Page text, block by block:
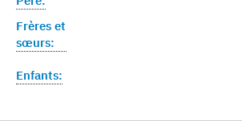
Frères et
sœurs:
Enfants: